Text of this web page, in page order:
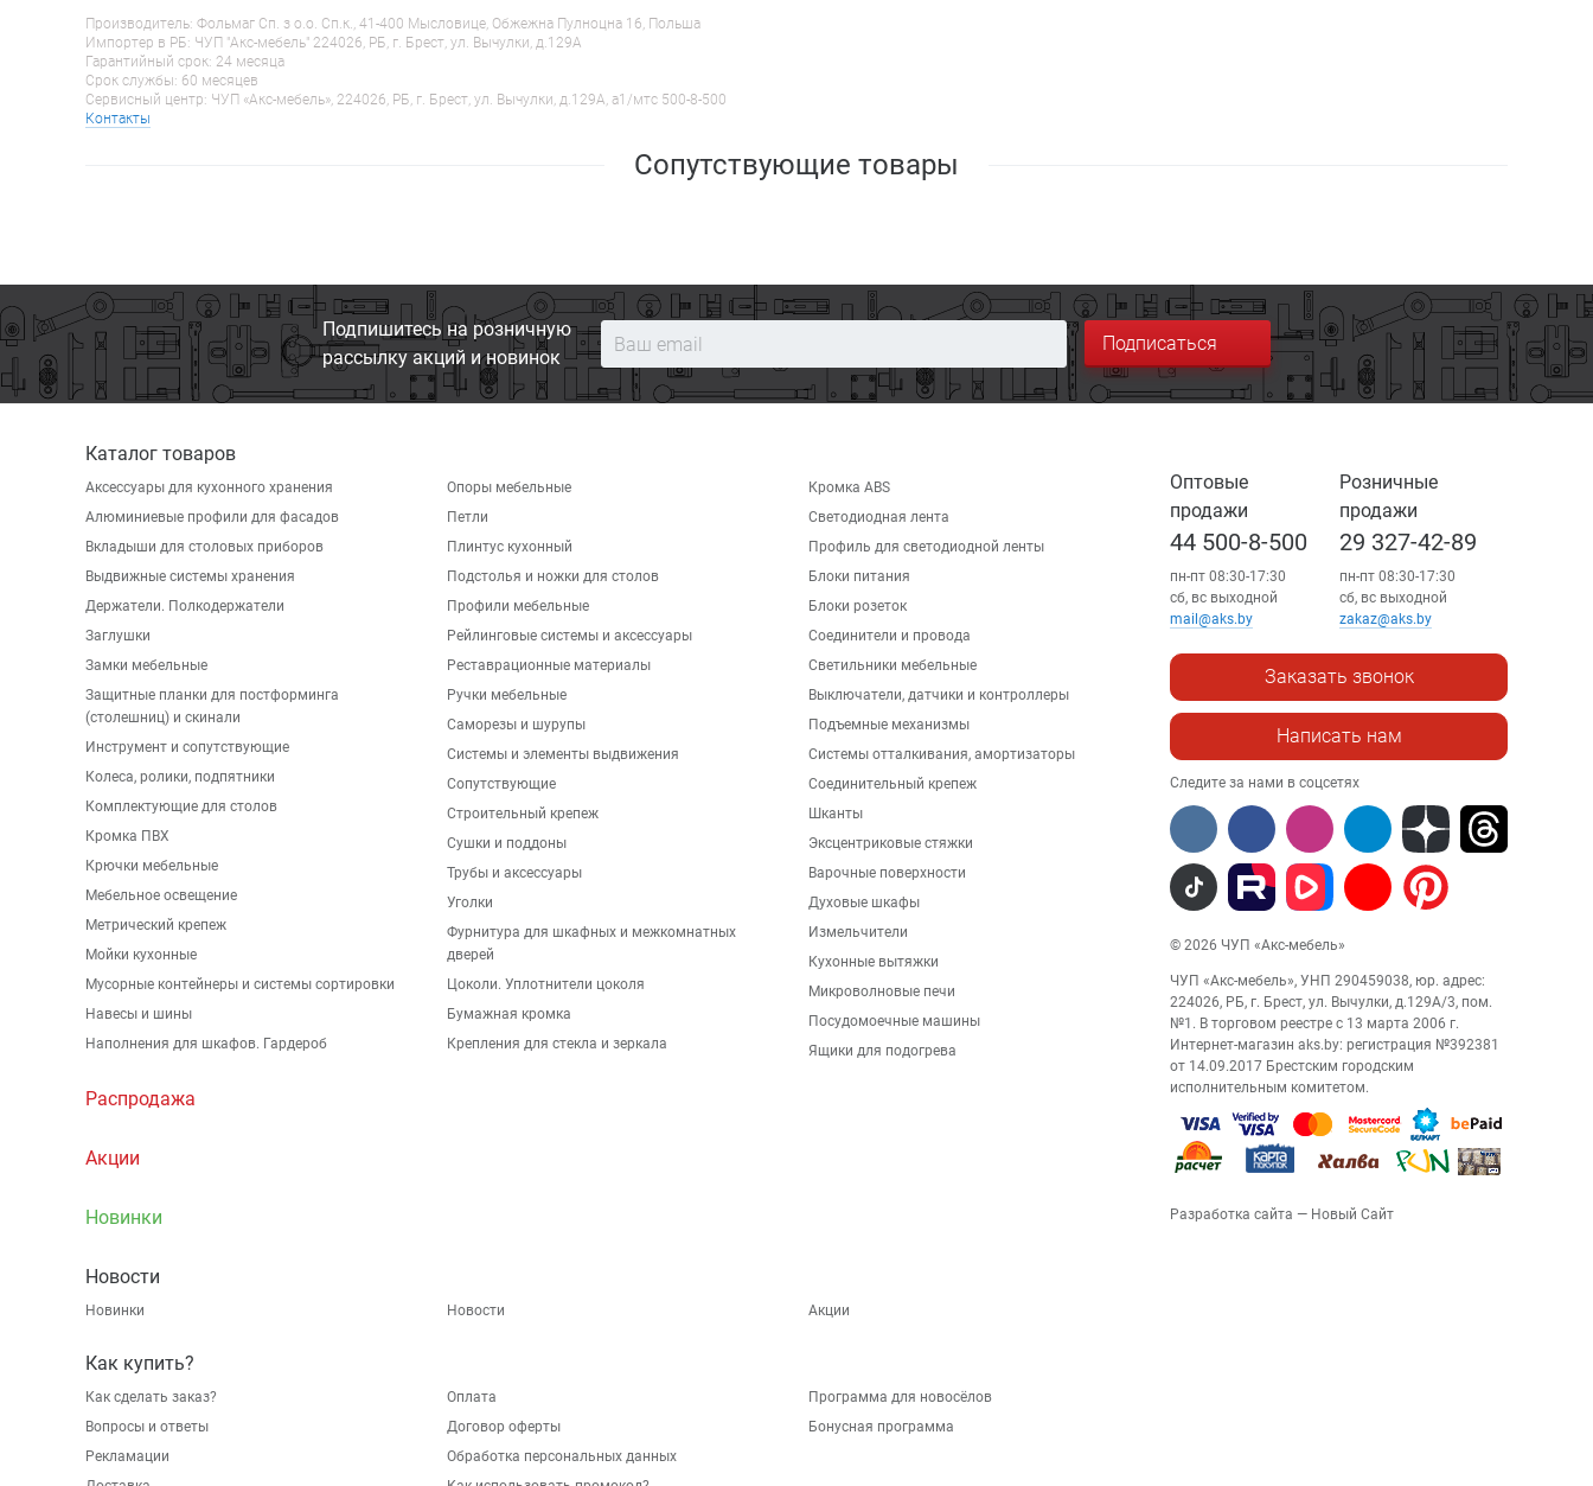
Производитель: Фольмаг Сп. з о.о. Сп.к., 41-400 Мысловице, Обжежна Пулноцна 16, Польша
Импортер в РБ: ЧУП "Акс-мебель" 224026, РБ, г. Брест, ул. Вычулки, д.129А
Гарантийный срок: 24 месяца
Срок службы: 60 месяцев
Сервисный центр: ЧУП «Акс-мебель», 224026, РБ, г. Брест, ул. Вычулки, д.129А, a1/мтс 500-8-500
Контакты
Сопутствующие товары
Подпишитесь на розничную
рассылку акций и новинок
Подписаться
Каталог товаров
Аксессуары для кухонного хранения
Алюминиевые профили для фасадов
Вкладыши для столовых приборов
Выдвижные системы хранения
Держатели. Полкодержатели
Заглушки
Замки мебельные
Защитные планки для постформинга
(столешниц) и скинали
Инструмент и сопутствующие
Колеса, ролики, подпятники
Комплектующие для столов
Кромка ПВХ
Крючки мебельные
Мебельное освещение
Метрический крепеж
Мойки кухонные
Мусорные контейнеры и системы сортировки
Навесы и шины
Наполнения для шкафов. Гардероб
Опоры мебельные
Петли
Плинтус кухонный
Подстолья и ножки для столов
Профили мебельные
Рейлинговые системы и аксессуары
Реставрационные материалы
Ручки мебельные
Саморезы и шурупы
Системы и элементы выдвижения
Сопутствующие
Строительный крепеж
Сушки и поддоны
Трубы и аксессуары
Уголки
Фурнитура для шкафных и межкомнатных
дверей
Цоколи. Уплотнители цоколя
Бумажная кромка
Крепления для стекла и зеркала
Кромка ABS
Светодиодная лента
Профиль для светодиодной ленты
Блоки питания
Блоки розеток
Соединители и провода
Светильники мебельные
Выключатели, датчики и контроллеры
Подъемные механизмы
Системы отталкивания, амортизаторы
Соединительный крепеж
Шканты
Эксцентриковые стяжки
Варочные поверхности
Духовые шкафы
Измельчители
Кухонные вытяжки
Микроволновые печи
Посудомоечные машины
Ящики для подогрева
Распродажа
Акции
Новинки
Новости
Новинки Новости Акции
Как купить?
Как сделать заказ?
Вопросы и ответы
Рекламации
Оплата
Договор оферты
Обработка персональных данных
Программа для новосёлов
Бонусная программа
Оптовые
продажи
44 500-8-500
пн-пт 08:30-17:30
сб, вс выходной
mail@aks.by
Розничные
продажи
29 327-42-89
пн-пт 08:30-17:30
сб, вс выходной
zakaz@aks.by
Заказать звонок
Написать нам
Следите за нами в соцсетях
© 2026 ЧУП «Акс-мебель»
ЧУП «Акс-мебель», УНП 290459038, юр. адрес:
224026, РБ, г. Брест, ул. Вычулки, д.129А/3, пом.
№1. В торговом реестре с 13 марта 2006 г.
Интернет-магазин aks.by: регистрация №392381
от 14.09.2017 Брестским городским
исполнительным комитетом.
Разработка сайта — Новый Сайт